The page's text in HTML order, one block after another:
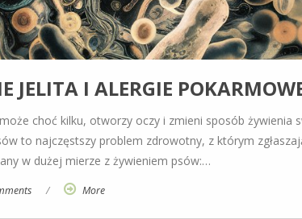
JELITA I ALERGIE
choć kilku, otworzy oczy i zmieni sposób żywienia
to najczęstszy problem zdrowotny, z którym
w dużej mierze z żywieniem psów:…
/ More